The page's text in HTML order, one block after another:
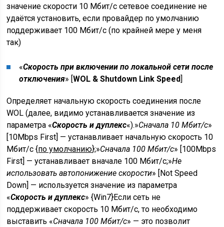
значение скорости 10 Мбит/с сетевое соединение не
удаётся установить, если провайдер по умолчанию
поддерживает 100 Мбит/с (по крайней мере у меня
так)
«Скорость при включении по локальной сети после
отключения» [WOL & Shutdown Link Speed]
Определяет начальную скорость соединения после
WOL (далее, видимо устанавливается значение из
параметра «Скорость и дуплекс«).»Сначала 10 Мбит/с»
[10Mbps First] — устанавливает начальную скорость 10
Мбит/с {по умолчанию};»Сначала 100 Мбит/с» [100Mbps
First] — устанавливает вначале 100 Мбит/с;»Не
использовать автопонижение скорости» [Not Speed
Down] — используется значение из параметра
«Скорость и дуплекс» {Win7}Если сеть не
поддерживает скорость 10 Мбит/с, то необходимо
выставить «Сначала 100 Мбит/с» — это позволит